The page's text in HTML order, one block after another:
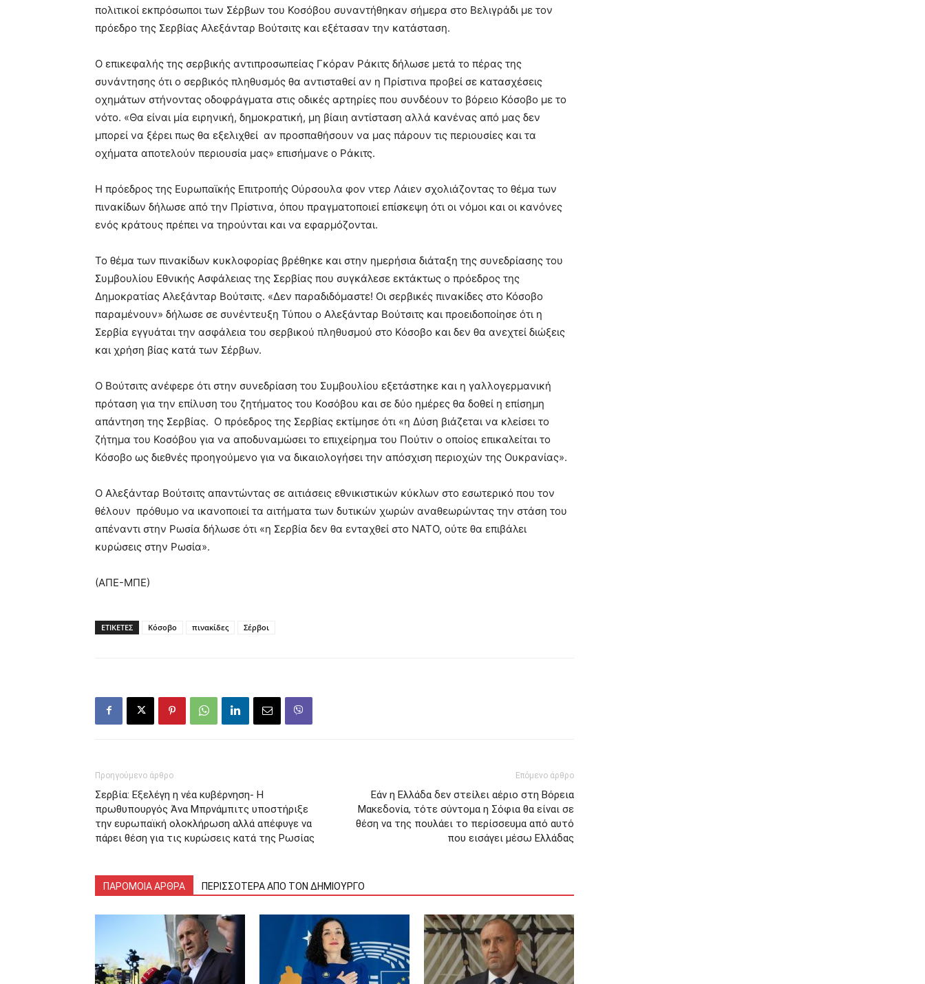
πολιτικοί εκπρόσωποι των Σέρβων του Κοσόβου συναντήθηκαν σήμερα στο Βελιγράδι με τον
πρόεδρο της Σερβίας Αλεξάνταρ Βούτσιτς και εξέτασαν την κατάσταση.
Ο επικεφαλής της σερβικής αντιπροσωπείας Γκόραν Ράκιτς δήλωσε μετά το πέρας της
συνάντησης ότι ο σερβικός πληθυσμός θα αντισταθεί αν η Πρίστινα προβεί σε κατασχέσεις
οχημάτων στήνοντας οδοφράγματα στις οδικές αρτηρίες που συνδέουν το βόρειο Κόσοβο με το
νότο. «Θα είναι μία ειρηνική, δημοκρατική, μη βίαιη αντίσταση αλλά κανένας από μας δεν
μπορεί να ξέρει πως θα εξελιχθεί αν προσπαθήσουν να μας πάρουν τις περιουσίες και τα
οχήματα αποτελούν περιουσία μας» επισήμανε ο Ράκιτς.
Η πρόεδρος της Ευρωπαϊκής Επιτροπής Ούρσουλα φον ντερ Λάιεν σχολιάζοντας το θέμα των
πινακίδων δήλωσε από την Πρίστινα, όπου πραγματοποιεί επίσκεψη ότι οι νόμοι και οι κανόνες
ενός κράτους πρέπει να τηρούνται και να εφαρμόζονται.
Το θέμα των πινακίδων κυκλοφορίας βρέθηκε και στην ημερήσια διάταξη της συνεδρίασης του
Συμβουλίου Εθνικής Ασφάλειας της Σερβίας που συγκάλεσε εκτάκτως ο πρόεδρος της
Δημοκρατίας Αλεξάνταρ Βούτσιτς. «Δεν παραδιδόμαστε! Οι σερβικές πινακίδες στο Κόσοβο
παραμένουν» δήλωσε σε συνέντευξη Τύπου ο Αλεξάνταρ Βούτσιτς και προειδοποίησε ότι η
Σερβία εγγυάται την ασφάλεια του σερβικού πληθυσμού στο Κόσοβο και δεν θα ανεχτεί διώξεις
και χρήση βίας κατά των Σέρβων.
Ο Βούτσιτς ανέφερε ότι στην συνεδρίαση του Συμβουλίου εξετάστηκε και η γαλλογερμανική
πρόταση για την επίλυση του ζητήματος του Κοσόβου και σε δύο ημέρες θα δοθεί η επίσημη
απάντηση της Σερβίας. Ο πρόεδρος της Σερβίας εκτίμησε ότι «η Δύση βιάζεται να κλείσει το
ζήτημα του Κοσόβου για να αποδυναμώσει το επιχείρημα του Πούτιν ο οποίος επικαλείται το
Κόσοβο ως διεθνές προηγούμενο για να δικαιολογήσει την απόσχιση περιοχών της Ουκρανίας».
Ο Αλεξάνταρ Βούτσιτς απαντώντας σε αιτιάσεις εθνικιστικών κύκλων στο εσωτερικό που τον
θέλουν πρόθυμο να ικανοποιεί τα αιτήματα των δυτικών χωρών αναθεωρώντας την στάση του
απέναντι στην Ρωσία δήλωσε ότι «η Σερβία δεν θα ενταχθεί στο ΝΑΤΟ, ούτε θα επιβάλει
κυρώσεις στην Ρωσία».
(ΑΠΕ-ΜΠΕ)
ΕΤΙΚΕΤΕΣ Κόσοβο πινακίδες Σέρβοι
Προηγούμενο άρθρο
Σερβία: Εξελέγη η νέα κυβέρνηση- Η
πρωθυπουργός Άνα Μπρνάμπιτς υποστήριξε
την ευρωπαϊκή ολοκλήρωση αλλά απέφυγε να
πάρει θέση για τις κυρώσεις κατά της Ρωσίας
Επόμενο άρθρο
Εάν η Ελλάδα δεν στείλει αέριο στη Βόρεια
Μακεδονία, τότε σύντομα η Σόφια θα είναι σε
θέση να της πουλάει το περίσσευμα από αυτό
που εισάγει μέσω Ελλάδας
ΠΑΡΟΜΟΙΑ ΑΡΘΡΑ ΠΕΡΙΣΣΟΤΕΡΑ ΑΠΟ ΤΟΝ ΔΗΜΙΟΥΡΓΟ